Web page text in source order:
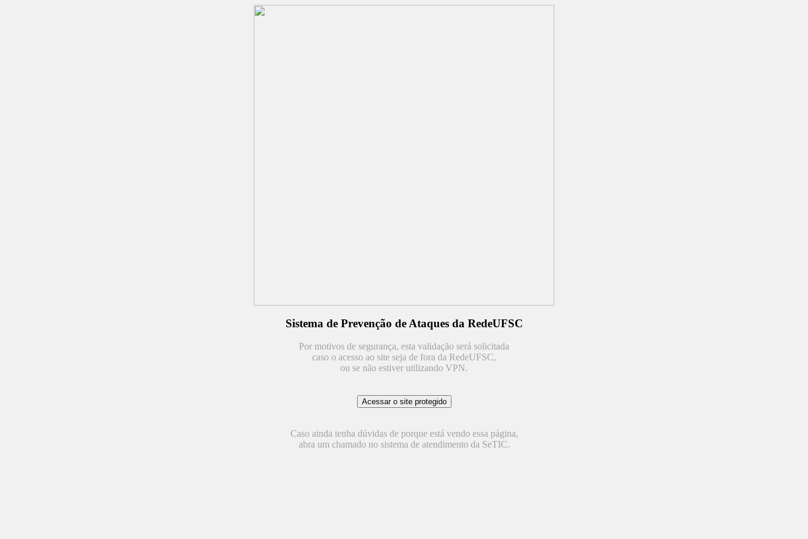
Sistema de Prevenção de Ataques da RedeUFSC
Por motivos de segurança, esta validação será solicitada
caso o acesso ao site seja de fora da RedeUFSC,
ou se não estiver utilizando VPN.
Caso ainda tenha dúvidas de porque está vendo essa página,
abra um chamado no sistema de atendimento da SeTIC.